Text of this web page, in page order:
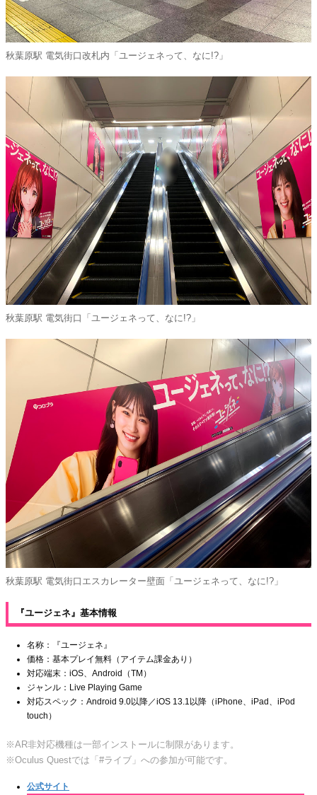
秋葉原駅 電気街口改札内「ユージェネって、なに!?」
秋葉原駅 電気街口「ユージェネって、なに!?」
秋葉原駅 電気街口エスカレーター壁面「ユージェネって、なに!?」
『ユージェネ』基本情報
名称：『ユージェネ』
価格：基本プレイ無料（アイテム課金あり）
対応端末：iOS、Android（TM）
ジャンル：Live Playing Game
対応スペック：Android 9.0以降／iOS 13.1以降（iPhone、iPad、iPod
touch）
※AR非対応機種は一部インストールに制限があります。
※Oculus Questでは「#ライブ」への参加が可能です。
公式サイト